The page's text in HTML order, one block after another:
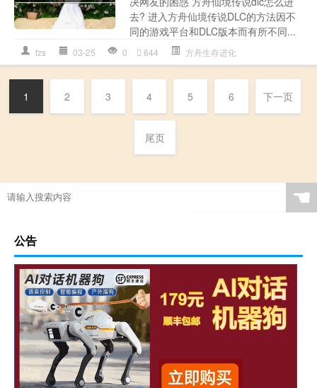
去? 进入方舟仙境传说DLC的方法因不
同的游戏平台和DLC版本而有所不同...
fzs 03-25 0 644 方舟生存进化
1 2 3 4 5 6 下一页
尾页
☚
公告